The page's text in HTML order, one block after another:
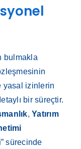
bulmakla
yasal izinlerin
bir süreçtir.
,Yatırım
sürecinde